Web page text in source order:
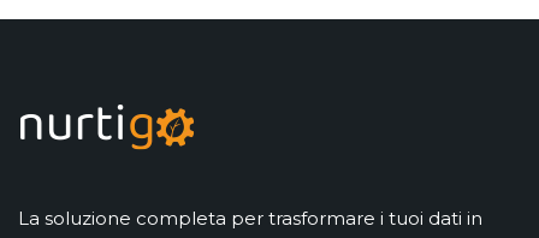
La soluzione completa per trasformare i tuoi dati in